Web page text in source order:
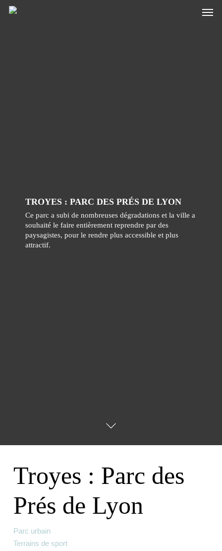
Skip
TROYES : PARC DES PRÉS DE LYON
Ce parc a subi de nombreuses dégradations et la ville a
souhaité le faire entièrement reprendre par des
paysagistes, pour le rendre plus accessible et plus
attractif.
Troyes : Parc des
Prés de Lyon
Parc urbain
Terrains de sport